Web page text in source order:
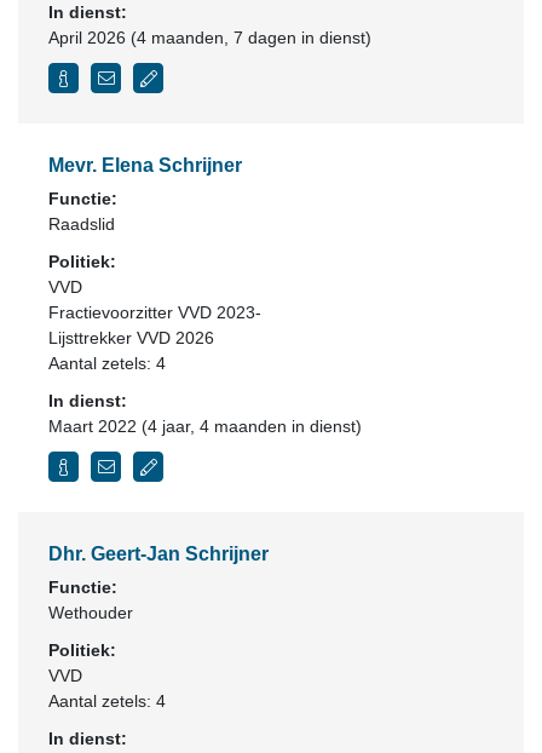
In dienst:
April 2026 (4 maanden, 7 dagen in dienst)
Mevr. Elena Schrijner
Functie:
Raadslid
Politiek:
VVD
Fractievoorzitter VVD 2023-
Lijsttrekker VVD 2026
Aantal zetels: 4
In dienst:
Maart 2022 (4 jaar, 4 maanden in dienst)
Dhr. Geert-Jan Schrijner
Functie:
Wethouder
Politiek:
VVD
Aantal zetels: 4
In dienst: